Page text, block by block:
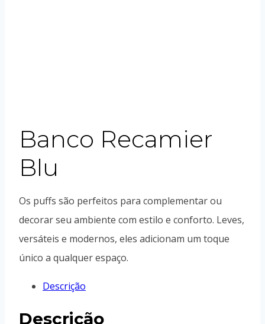
Banco Recamier
Blu
Os puffs são perfeitos para complementar ou
decorar seu ambiente com estilo e conforto. Leves,
versáteis e modernos, eles adicionam um toque
único a qualquer espaço.
Descrição
Descrição